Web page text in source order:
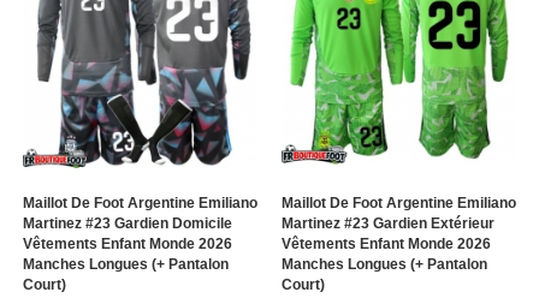
Maillot De Foot Argentine Emiliano
Martinez #23 Gardien Domicile
Vêtements Enfant Monde 2026
Manches Longues (+ Pantalon
Court)
Maillot De Foot Argentine Emiliano
Martinez #23 Gardien Extérieur
Vêtements Enfant Monde 2026
Manches Longues (+ Pantalon
Court)